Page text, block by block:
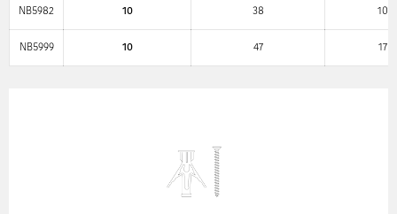
NB5982 10 38 10
NB5999 10 47 17